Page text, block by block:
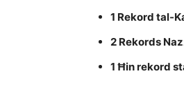
1 Rekord tal-
2 Rekords
1 Ħin rekord